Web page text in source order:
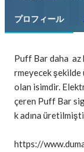
プロフィール
Puff Bar daha  az
rmeyecek
olan isimdir.
çeren Puff Bar
k adına
https://